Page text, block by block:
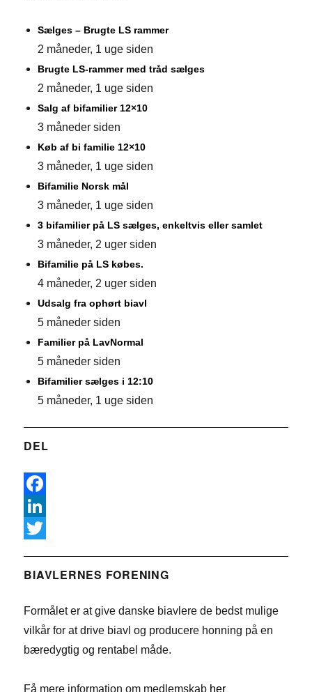
Sælges – Brugte LS rammer
2 måneder, 1 uge siden
Brugte LS-rammer med tråd sælges
2 måneder, 1 uge siden
Salg af bifamilier 12×10
3 måneder siden
Køb af bi familie 12×10
3 måneder, 1 uge siden
Bifamilie Norsk mål
3 måneder, 1 uge siden
3 bifamilier på LS sælges, enkeltvis eller samlet
3 måneder, 2 uger siden
Bifamilie på LS købes.
4 måneder, 2 uger siden
Udsalg fra ophørt biavl
5 måneder siden
Familier på LavNormal
5 måneder siden
Bifamilier sælges i 12:10
5 måneder, 1 uge siden
DEL
F
a
e
o
L
n
e
n
w
t
r
BIAVLERNES FORENING
Formålet er at give danske biavlere de bedst mulige
vilkår for at drive biavl og producere honning på en
bæredygtig og rentabel måde.
Få mere information om medlemskab her